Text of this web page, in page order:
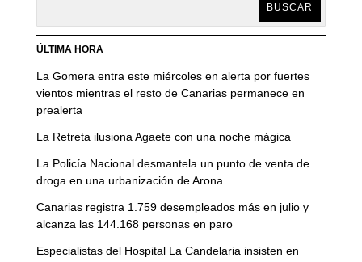
BUSCAR
ÚLTIMA HORA
La Gomera entra este miércoles en alerta por fuertes
vientos mientras el resto de Canarias permanece en
prealerta
La Retreta ilusiona Agaete con una noche mágica
La Policía Nacional desmantela un punto de venta de
droga en una urbanización de Arona
Canarias registra 1.759 desempleados más en julio y
alcanza las 144.168 personas en paro
Especialistas del Hospital La Candelaria insisten en